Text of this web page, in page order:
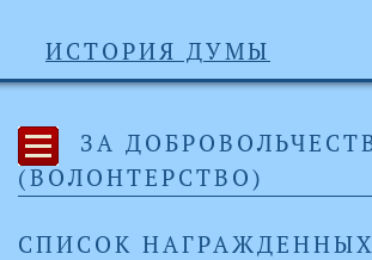
ИСТОРИЯ ДУМЫ
ЗА
(ВОЛОНТЕРСТВО)
СПИСОК НАГРАЖДЕННЫХ